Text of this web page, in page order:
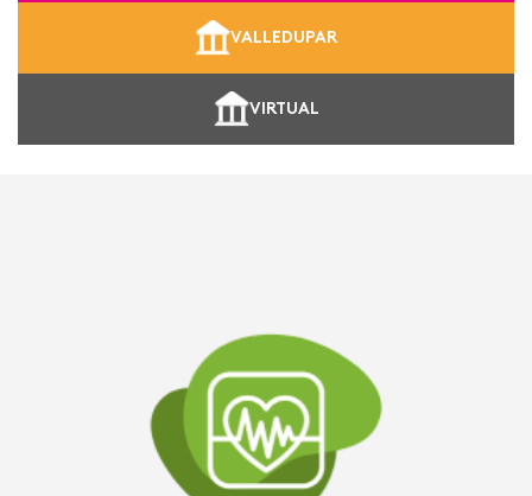
VALLEDUPAR
VIRTUAL